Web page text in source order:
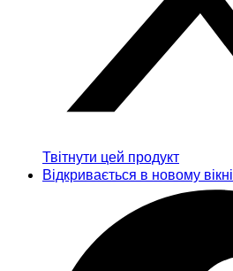
Твітнути цей продукт
Відкривається в новому вікні